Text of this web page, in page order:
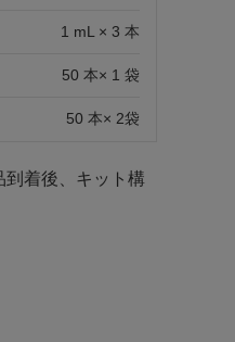
1 mL × 3 本
50 本× 1 袋
50 本× 2袋
着後、キット構